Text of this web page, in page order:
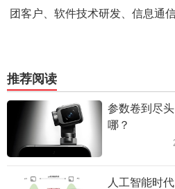
团客户、软件技术研发、信息通
推荐阅读
参数卷到尽
哪？
人工智能时